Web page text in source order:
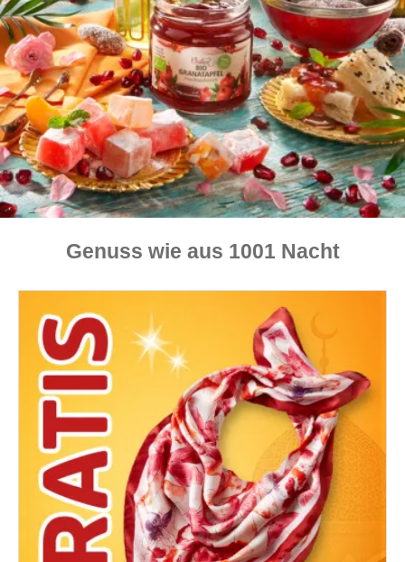
Genuss wie aus 1001 Nacht